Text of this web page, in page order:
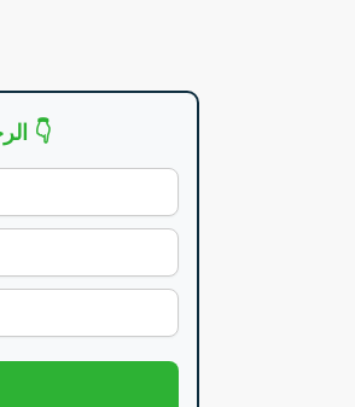
👇 الرجاء إدخال بياناتك لتأكيد الطلب 👇